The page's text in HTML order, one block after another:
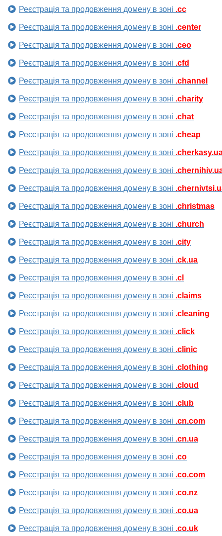
Реєстрація та продовження домену в зоні .cc
Реєстрація та продовження домену в зоні .center
Реєстрація та продовження домену в зоні .ceo
Реєстрація та продовження домену в зоні .cfd
Реєстрація та продовження домену в зоні .channel
Реєстрація та продовження домену в зоні .charity
Реєстрація та продовження домену в зоні .chat
Реєстрація та продовження домену в зоні .cheap
Реєстрація та продовження домену в зоні
Реєстрація та продовження домену в зоні
Реєстрація та продовження домену в зоні
Реєстрація та продовження домену в зоні .christmas
Реєстрація та продовження домену в зоні .church
Реєстрація та продовження домену в зоні .city
Реєстрація та продовження домену в зоні .ck.ua
Реєстрація та продовження домену в зоні .cl
Реєстрація та продовження домену в зоні .claims
Реєстрація та продовження домену в зоні .cleaning
Реєстрація та продовження домену в зоні .click
Реєстрація та продовження домену в зоні .clinic
Реєстрація та продовження домену в зоні .clothing
Реєстрація та продовження домену в зоні .cloud
Реєстрація та продовження домену в зоні .club
Реєстрація та продовження домену в зоні .cn.com
Реєстрація та продовження домену в зоні .cn.ua
Реєстрація та продовження домену в зоні .co
Реєстрація та продовження домену в зоні .co.com
Реєстрація та продовження домену в зоні .co.nz
Реєстрація та продовження домену в зоні .co.ua
Реєстрація та продовження домену в зоні .co.uk